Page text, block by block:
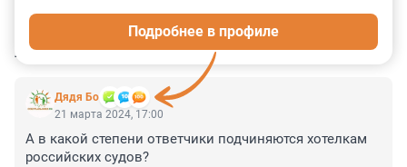
КОММЕНТАРИИ 13
Дядя Бо
Подробнее в профиле
21 марта 2024, 17:00
А в какой степени ответчики подчиняются хотелкам
российских судов?